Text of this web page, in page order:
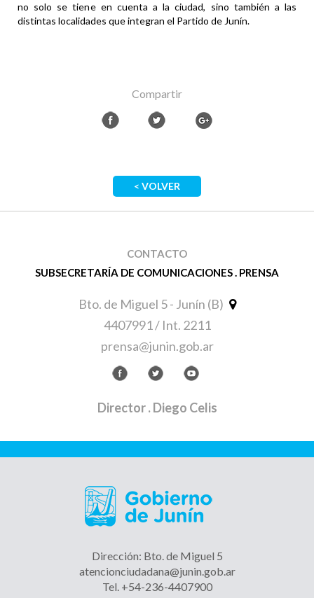
no solo se tiene en cuenta a la ciudad, sino también a las
distintas localidades que integran el Partido de Junín.
Compartir
< VOLVER
CONTACTO
SUBSECRETARÍA DE COMUNICACIONES . PRENSA
Bto. de Miguel 5 - Junín (B)
4407991 / Int. 2211
prensa@junin.gob.ar
Director. Diego Celis
Dirección: Bto. de Miguel 5
atencionciudadana@junin.gob.ar
Tel. +54-236-4407900